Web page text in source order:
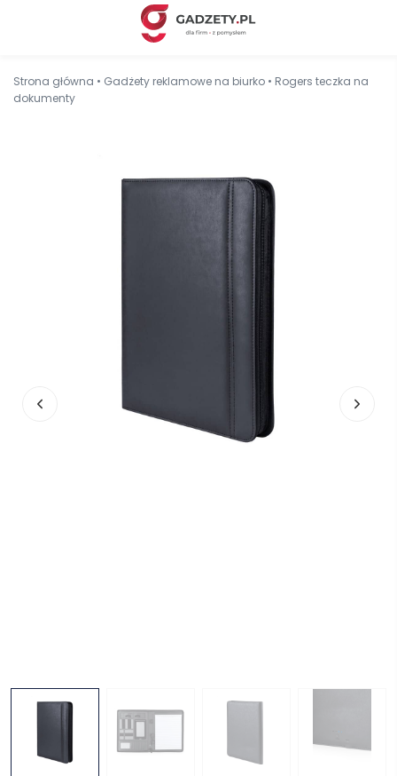
Strona główna • Gadżety reklamowe na biurko • Rogers teczka na
dokumenty